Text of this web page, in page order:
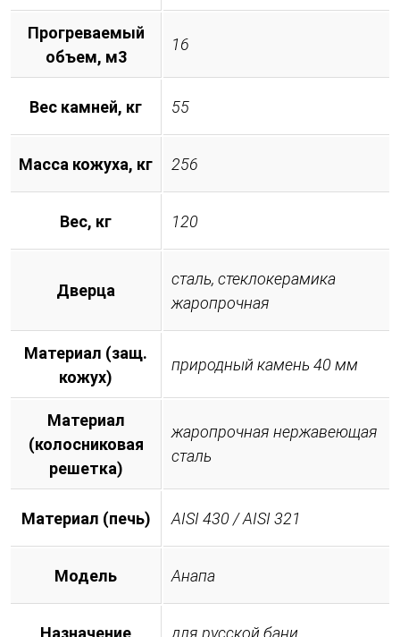
Прогреваемый
объем, м3
16
Вес камней, кг 55
Масса кожуха, кг 256
Вес, кг 120
Дверца
сталь, стеклокерамика
жаропрочная
Материал (защ.
кожух)
природный камень 40 мм
Материал
(колосниковая
решетка)
жаропрочная нержавеющая
сталь
Материал (печь) AISI 430 / AISI 321
Модель Анапа
Назначение для русской бани